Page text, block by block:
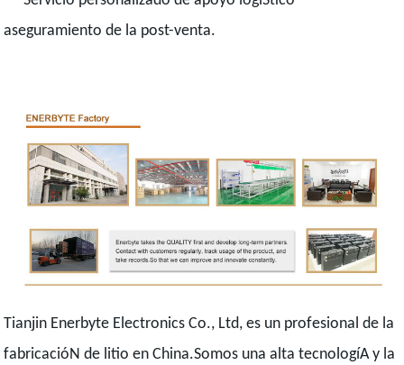
aseguramiento de la post-venta.
Tianjin Enerbyte Electronics Co., Ltd, es un profesional de la
fabricacióN de litio en China.Somos una alta tecnologíA y la